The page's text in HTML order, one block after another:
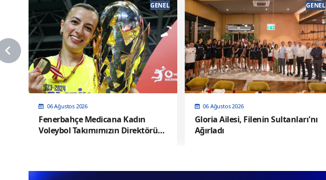
06 Ağustos 2026
Fenerbahçe Medicana Kadın
Voleybol Takımımızın Direktörü
GENEL
06 Ağustos 2026
Gloria Ailesi, Filenin Sultanları'nı
Ağırladı
GENEL